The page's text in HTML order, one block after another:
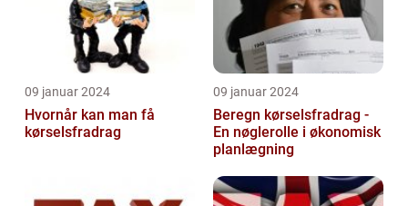
09 januar 2024
Hvornår kan man få
kørselsfradrag
09 januar 2024
Beregn kørselsfradrag -
En nøglerolle i økonomisk
planlægning